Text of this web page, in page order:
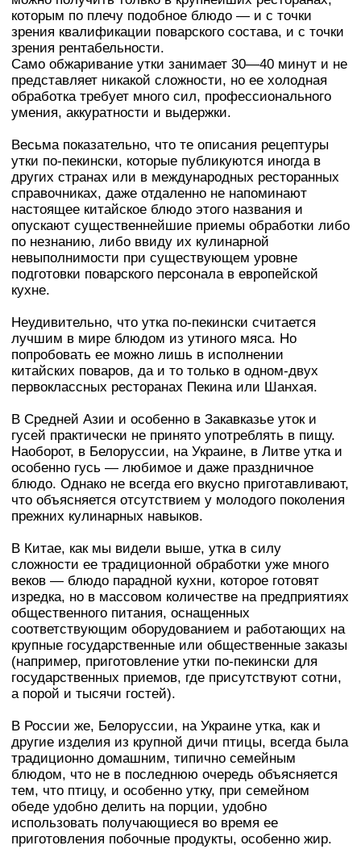
которым по плечу подобное блюдо — и с точки
зрения квалификации поварского состава, и с точки
зрения рентабельности.
Само обжаривание утки занимает 30—40 минут и не
представляет никакой сложности, но ее холодная
обработка требует много сил, профессионального
умения, аккуратности и выдержки.
Весьма показательно, что те описания рецептуры
утки по-пекински, которые публикуются иногда в
других странах или в международных ресторанных
справочниках, даже отдаленно не напоминают
настоящее китайское блюдо этого названия и
опускают существеннейшие приемы обработки либо
по незнанию, либо ввиду их кулинарной
невыполнимости при существующем уровне
подготовки поварского персонала в европейской
кухне.
Неудивительно, что утка по-пекински считается
лучшим в мире блюдом из утиного мяса. Но
попробовать ее можно лишь в исполнении
китайских поваров, да и то только в одном-двух
первоклассных ресторанах Пекина или Шанхая.
В Средней Азии и особенно в Закавказье уток и
гусей практически не принято употреблять в пищу.
Наоборот, в Белоруссии, на Украине, в Литве утка и
особенно гусь — любимое и даже праздничное
блюдо. Однако не всегда его вкусно приготавливают,
что объясняется отсутствием у молодого поколения
прежних кулинарных навыков.
В Китае, как мы видели выше, утка в силу
сложности ее традиционной обработки уже много
веков — блюдо парадной кухни, которое готовят
изредка, но в массовом количестве на предприятиях
общественного питания, оснащенных
соответствующим оборудованием и работающих на
крупные государственные или общественные заказы
(например, приготовление утки по-пекински для
государственных приемов, где присутствуют сотни,
а порой и тысячи гостей).
В России же, Белоруссии, на Украине утка, как и
другие изделия из крупной дичи птицы, всегда была
традиционно домашним, типично семейным
блюдом, что не в последнюю очередь объясняется
тем, что птицу, и особенно утку, при семейном
обеде удобно делить на порции, удобно
использовать получающиеся во время ее
приготовления побочные продукты, особенно жир.